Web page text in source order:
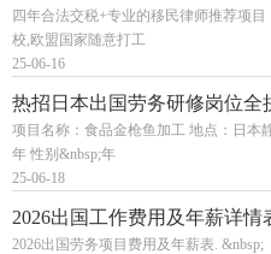
四年合法交税+专业的移民律师推荐项
校,欧盟国家随意打工
25-06-16
热招日本出国劳务研修岗位全
项目名称：食品金枪鱼加工 地点：日本
年 性别&nbsp;年
25-06-18
2026出国工作费用及年薪详情
2026出国劳务项目费用及年薪表. &nbsp;